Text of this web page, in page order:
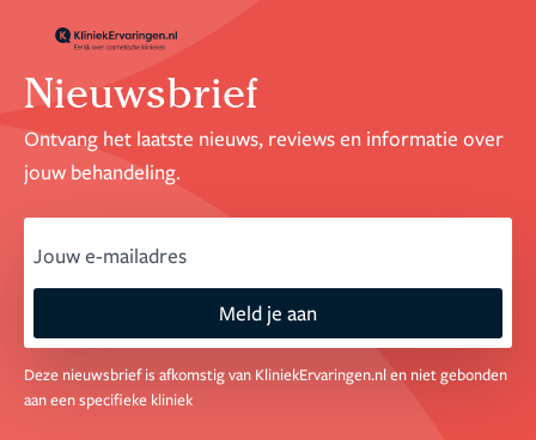
Nieuwsbrief
Ontvang het laatste nieuws, reviews en informatie over
jouw behandeling.
Meld je aan
Deze nieuwsbrief is afkomstig van KliniekErvaringen.nl en niet gebonden
aan een specifieke kliniek